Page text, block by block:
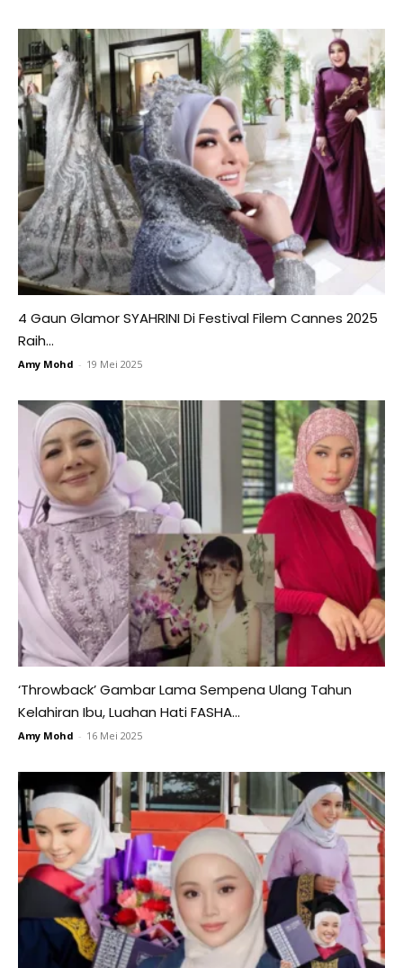
4 Gaun Glamor SYAHRINI Di Festival Filem Cannes 2025
Raih...
Amy Mohd - 19 Mei 2025
‘Throwback’ Gambar Lama Sempena Ulang Tahun
Kelahiran Ibu, Luahan Hati FASHA...
Amy Mohd - 16 Mei 2025